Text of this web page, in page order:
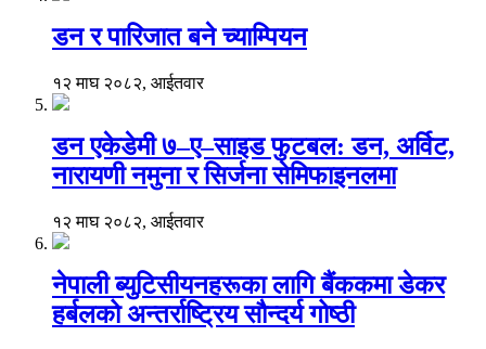
डन र पारिजात बने च्याम्पियन
१२ माघ २०८२, आईतवार
डन एकेडेमी ७–ए–साइड फुटबल: डन, अर्विट,
नारायणी नमुना र सिर्जना सेमिफाइनलमा
१२ माघ २०८२, आईतवार
नेपाली ब्युटिसीयनहरूका लागि बैंककमा डेकर
हर्बलको अन्तर्राष्ट्रिय सौन्दर्य गोष्ठी